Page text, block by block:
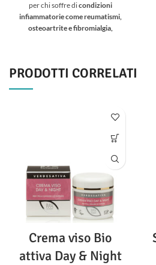
da
€29.90 a
€49.90
per chi soffre dicondizioni
infiammatorie come reumatismi,
osteoartrite e fibromialgia,
senza ingestione. Confezione da
PRODOTTI CORRELATI
Crema viso Bio
attiva Day & Night